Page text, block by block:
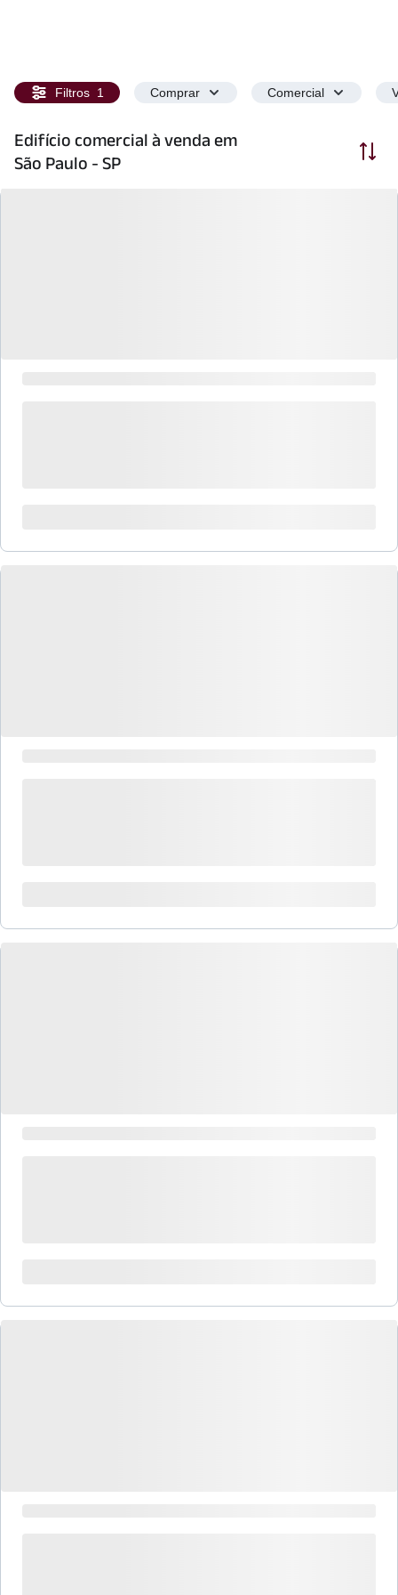
Filtros 1 Comprar Comercial
Edifício comercial à venda em
São Paulo - SP
Ordenar